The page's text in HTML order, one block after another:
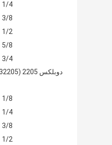
1/4
3/8
1/2
5/8
3/4
دوبلكس 2205 (UNS S32205)
1/8
1/4
3/8
1/2